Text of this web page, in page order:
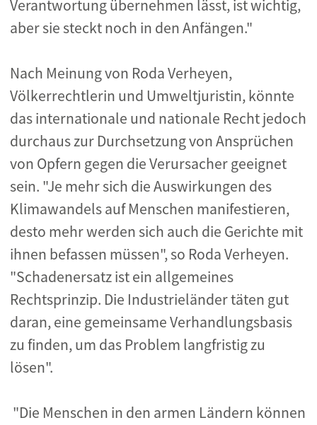
Verantwortung übernehmen lässt, ist wichtig,
aber sie steckt noch in den Anfängen."
Nach Meinung von Roda Verheyen,
Völkerrechtlerin und Umweltjuristin, könnte
das internationale und nationale Recht jedoch
durchaus zur Durchsetzung von Ansprüchen
von Opfern gegen die Verursacher geeignet
sein. "Je mehr sich die Auswirkungen des
Klimawandels auf Menschen manifestieren,
desto mehr werden sich auch die Gerichte mit
ihnen befassen müssen", so Roda Verheyen.
"Schadenersatz ist ein allgemeines
Rechtsprinzip. Die Industrieländer täten gut
daran, eine gemeinsame Verhandlungsbasis
zu finden, um das Problem langfristig zu
lösen".
"Die Menschen in den armen Ländern können